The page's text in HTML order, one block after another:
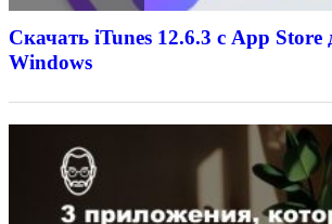
Скачать iTunes 12.6.3 с App Store
Windows